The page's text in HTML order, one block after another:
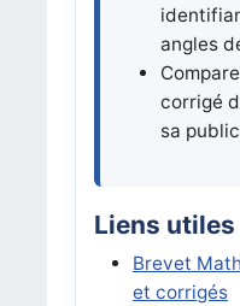
angles
corrigé
sa
Liens utiles
Brevet
et corrigés